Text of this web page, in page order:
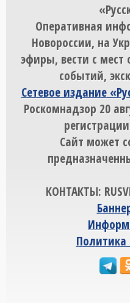
Оперативная
Новороссии, на
эфиры, вести с мест
событий,
Сетевое издание
Роскомнадзор 20
Сайт может
КОНТАКТЫ: